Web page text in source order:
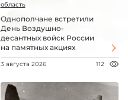
область
Однополчане встретили
День Воздушно-
десантных войск России
на памятных акциях
3 августа 2026 112